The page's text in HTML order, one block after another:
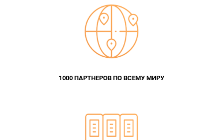
1000 ПАРТНЕРОВ ПО ВСЕМУ МИРУ